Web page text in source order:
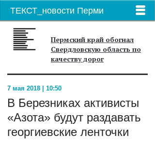
ТЕКСТ_новости Перми
Пермский край обогнал
Свердловскую область по
качеству дорог
7 мая 2018 | 10:50
В Березниках активисты
«Азота» будут раздавать
георгиевские ленточки